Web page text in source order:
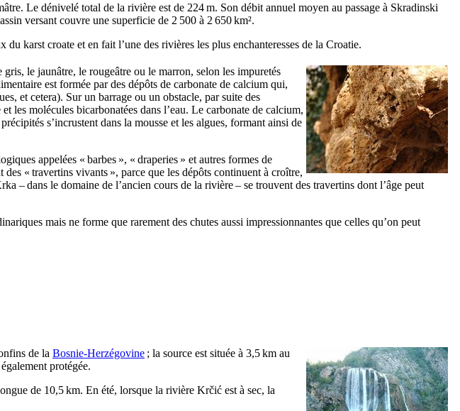
Le dénivelé total de la rivière est de 224 m. Son débit annuel moyen au passage à Skradinski
versant couvre une superficie de 2 500 à 2 650 km².
du karst croate et en fait l’une des rivières les plus enchanteresses de la Croatie.
le jaunâtre, le rougeâtre ou le marron, selon les impuretés
est formée par des dépôts de carbonate de calcium qui,
et cetera). Sur un barrage ou un obstacle, par suite des
les molécules bicarbonatées dans l’eau. Le carbonate de calcium,
s’incrustent dans la mousse et les algues, formant ainsi de
appelées « barbes », « draperies » et autres formes de
« travertins vivants », parce que les dépôts continuent à croître,
– dans le domaine de l’ancien cours de la rivière – se trouvent des travertins dont l’âge peut
mais ne forme que rarement des chutes aussi impressionnantes que celles qu’on peut
de la Bosnie-Herzégovine ; la source est située à 3,5 km au
protégée.
de 10,5 km. En été, lorsque la rivière Krčić est à sec, la